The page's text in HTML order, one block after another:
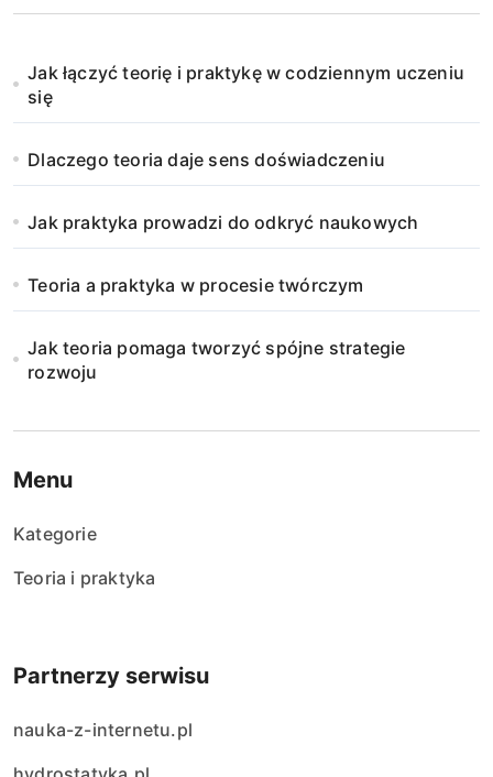
o
c
o
w
a
i
i
s
w
Jak łączyć teorię i praktykę w codziennym uczeniu
się
Dlaczego teoria daje sens doświadczeniu
Jak praktyka prowadzi do odkryć naukowych
Teoria a praktyka w procesie twórczym
Jak teoria pomaga tworzyć spójne strategie
rozwoju
Menu
Kategorie
Teoria i praktyka
Partnerzy serwisu
nauka-z-internetu.pl